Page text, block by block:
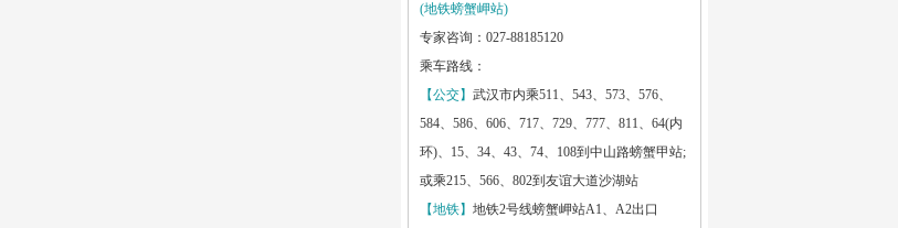
(地铁螃蟹岬站)
专家咨询：027-88185120
乘车路线：
【公交】 武汉市内乘511、543、573、576、
584、586、606、717、729、777、811、64(内
环)、15、34、43、74、108到中山路螃蟹甲站;
或乘215、566、802到友谊大道沙湖站
【地铁】 地铁2号线螃蟹岬站A1、A2出口